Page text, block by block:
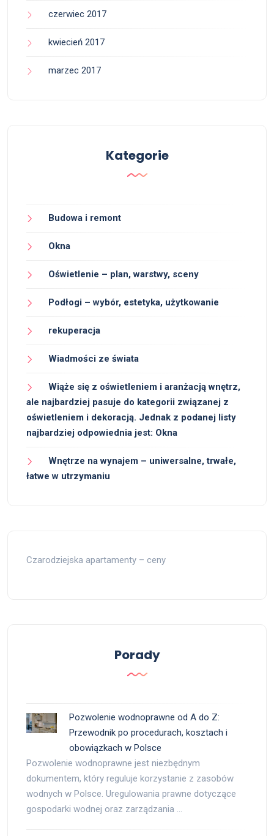
czerwiec 2017
kwiecień 2017
marzec 2017
Kategorie
Budowa i remont
Okna
Oświetlenie – plan, warstwy, sceny
Podłogi – wybór, estetyka, użytkowanie
rekuperacja
Wiadmości ze świata
Wiąże się z oświetleniem i aranżacją wnętrz,
ale najbardziej pasuje do kategorii związanej z
oświetleniem i dekoracją. Jednak z podanej listy
najbardziej odpowiednia jest: Okna
Wnętrze na wynajem – uniwersalne, trwałe,
łatwe w utrzymaniu
Czarodziejska apartamenty – ceny
Porady
Pozwolenie wodnoprawne od A do Z:
Przewodnik po procedurach, kosztach i
obowiązkach w Polsce
Pozwolenie wodnoprawne jest niezbędnym
dokumentem, który reguluje korzystanie z zasobów
wodnych w Polsce. Uregulowania prawne dotyczące
gospodarki wodnej oraz zarządzania …